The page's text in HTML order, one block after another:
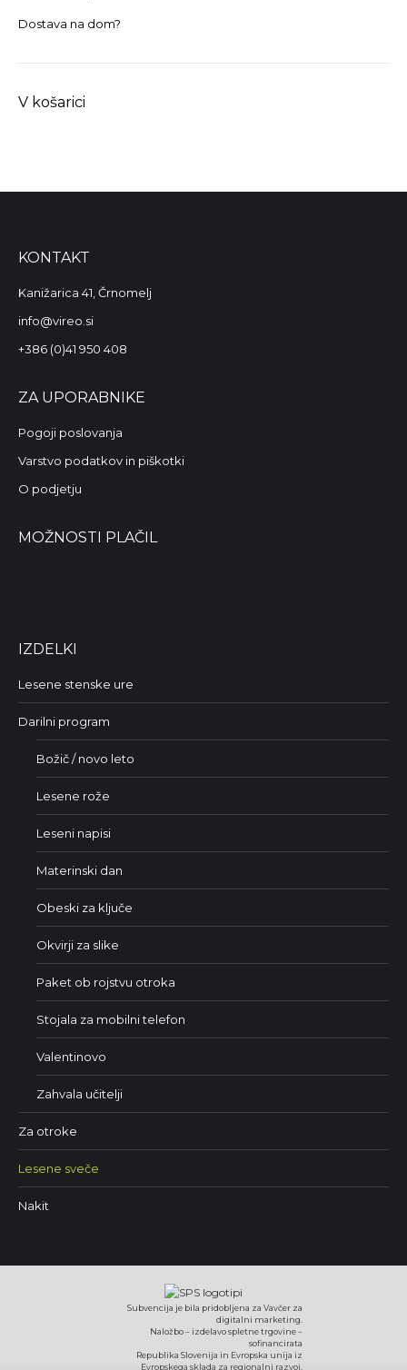
Dostava na dom?
V košarici
KONTAKT
Kanižarica 41, Črnomelj
info@vireo.si
+386 (0)41 950 408
ZA UPORABNIKE
Pogoji poslovanja
Varstvo podatkov in piškotki
O podjetju
MOŽNOSTI PLAČIL
IZDELKI
Lesene stenske ure
Darilni program
Božič / novo leto
Lesene rože
Leseni napisi
Materinski dan
Obeski za ključe
Okvirji za slike
Paket ob rojstvu otroka
Stojala za mobilni telefon
Valentinovo
Zahvala učitelji
Za otroke
Lesene sveče
Nakit
Subvencija je bila pridobljena za Vavčer za
digitalni marketing.
Naložbo – izdelavo spletne trgovine –
sofinancirata
Republika Slovenija in Evropska unija iz
Evropskega sklada za regionalni razvoj.